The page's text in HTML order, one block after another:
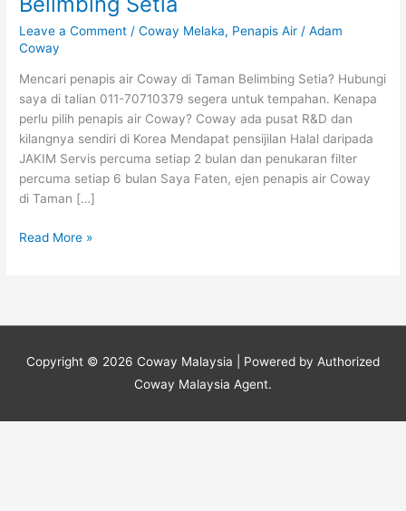
Leave a Comment /Coway Melaka, Penapis Air /Adam
Coway
Mencari penapis air Coway di Taman Belimbing Setia? Hubungi
saya di talian 011-70710379 segera untuk tempahan. Kenapa
perlu pilih penapis air Coway? Coway ada pusat R&D dan
kilangnya sendiri di Korea Mendapat pensijilan Halal daripada
JAKIM Servis percuma setiap 2 bulan dan penukaran filter
percuma setiap 6 bulan Saya Faten, ejen penapis air Coway
di Taman […]
Air
Coway
Taman
Belimbing
Read More »
Copyright © 2026 Coway Malaysia | Powered by Authorized
Coway Malaysia Agent.